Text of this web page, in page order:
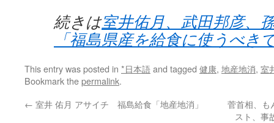
続きは室井佑月、武田邦彦、
「福島県産を給食に使うべき
This entry was posted in *日本語and tagged 健康, 地産地消, 室
Bookmark thepermalink.
← 室井 佑月 アサイチ 福島給食「地産地消」
菅首相、も
スト、事